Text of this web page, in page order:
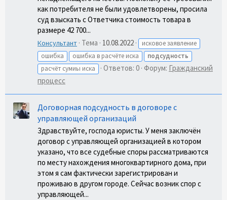
как потребителя не были удовлетворены, просила
суд взыскать с Ответчика стоимость товара в
размере 42 700...
Консультант Тема 10.08.2022
исковое заявление
ошибка
ошибка в расчёте иска
подсудность
расчёт сумиы иска
Ответов: 0 Форум: Гражданский
процесс
Договорная подсудность в договоре с
управляющей организаций
Здравствуйте, господа юристы. У меня заключён
договор с управляющей организацией в котором
указано, что все судебные споры рассматриваются
по месту нахождения многоквартирного дома, при
этом я сам фактически зарегистрирован и
проживаю в другом городе. Сейчас возник спор с
управляющей...